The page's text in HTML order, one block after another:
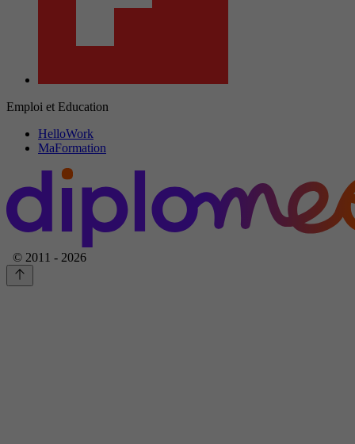
Emploi et Education
HelloWork
MaFormation
© 2011 - 2026